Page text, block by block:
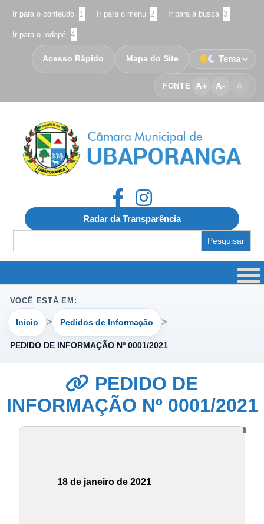
Ir para o conteúdo 1 Ir para o menu 2 Ir para a busca 3
Ir para o rodapé 4
FONTE A+ A- A
Acesso Rápido Mapa do Site Tema
Radar da Transparência
for:
VOCÊ ESTÁ EM:
Início Pedidos de Informação
PEDIDO DE INFORMAÇÃO Nº 0001/2021
PEDIDO DE
INFORMAÇÃO Nº 0001/2021
18 de janeiro de 2021